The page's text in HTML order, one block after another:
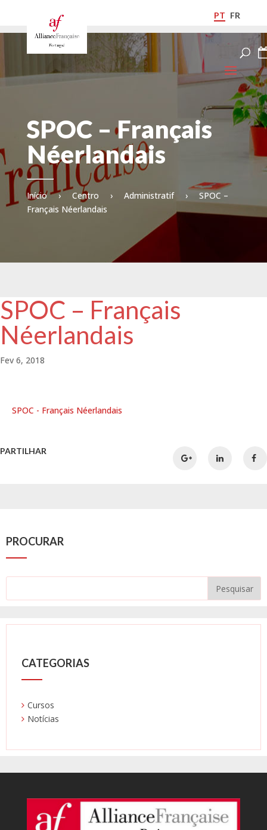
PT FR
SPOC – Français
Néerlandais
Início › Centro › Administratif ›
SPOC –
Français Néerlandais
SPOC – Français
Néerlandais
Fev 6, 2018
SPOC - Français Néerlandais
PARTILHAR
PROCURAR
CATEGORIAS
Cursos
Notícias